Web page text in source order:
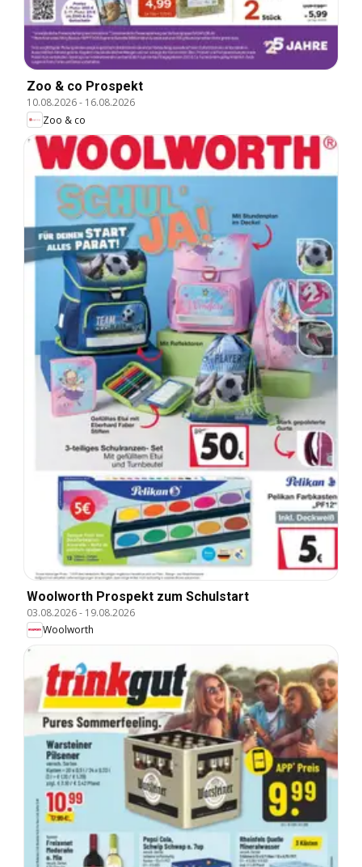
Zoo & co Prospekt
10.08.2026- 16.08.2026
Zoo & co
Woolworth Prospekt zum Schulstart
03.08.2026- 19.08.2026
Woolworth